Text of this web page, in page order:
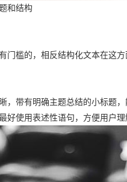
和结构
门槛的，相反结构化文本在这方
，带有明确主题总结的小标题
好使用表述性语句，方便用户